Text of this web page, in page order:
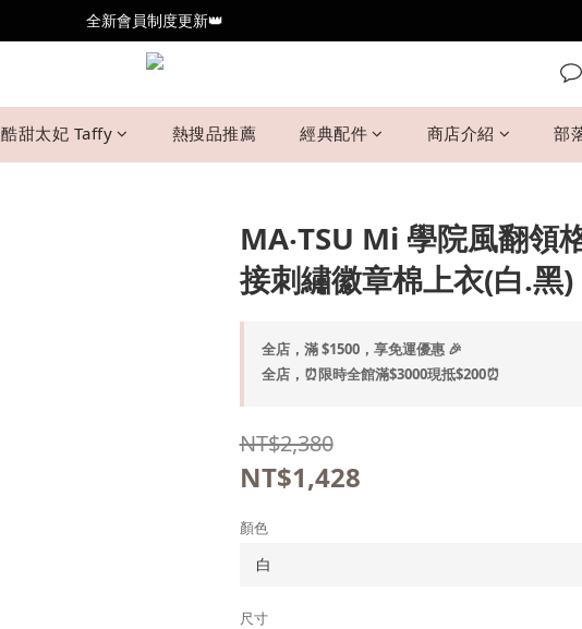
全新會員制度更新👑
全新會員制度更新👑
加入官方LINE🥰最新優惠資訊不錯過
全新會員制度更新👑
酷甜太妃 Taffy 熱搜品推薦 經典配件 商店介紹 部
MA‧TSU Mi 學院風翻領
接刺繡徽章棉上衣(白.黑)
全店，滿 $1500，享免運優惠 🎉
全店，⏰限時全館滿$3000現抵$200⏰
NT$2,380
NT$1,428
顏色
尺寸